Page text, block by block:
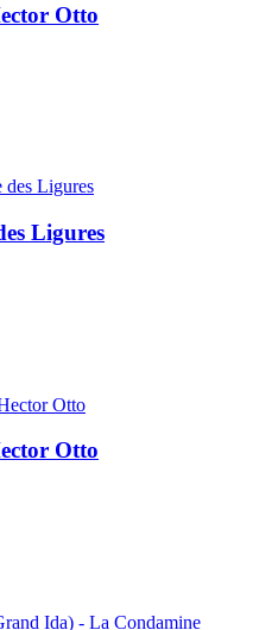
Otto
Ligures
Otto